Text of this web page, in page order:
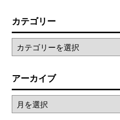
カテゴリー
アーカイブ